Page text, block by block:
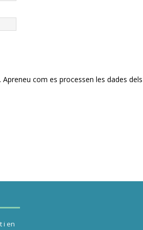
Apreneu com es processen les dades dels
i en